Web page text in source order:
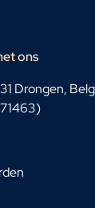
ons
Drongen,